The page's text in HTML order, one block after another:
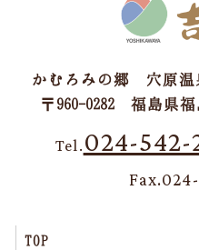
かむろみの郷 穴原
〒960-0282 福島県
Tel. 024-542-
TOP